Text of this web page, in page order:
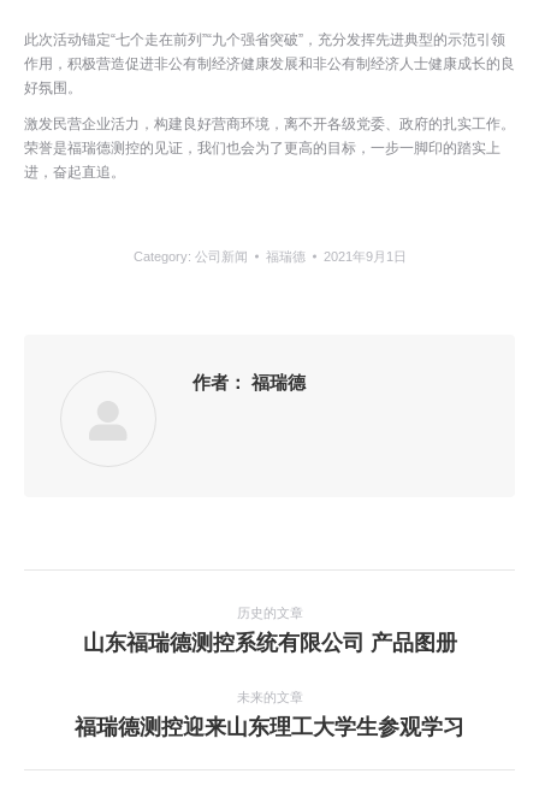
此次活动锚定“七个走在前列”“九个强省突破”，充分发挥先进典型的示范引领
作用，积极营造促进非公有制经济健康发展和非公有制经济人士健康成长的良
好氛围。
激发民营企业活力，构建良好营商环境，离不开各级党委、政府的扎实工作。
荣誉是福瑞德测控的见证，我们也会为了更高的目标，一步一脚印的踏实上
进，奋起直追。
Category: 公司新闻 福瑞德 2021年9月1日
作者： 福瑞德
历史的文章
历
章：
山东福瑞德测控系统有限公司 产品图册
未来的文章
未
的
福瑞德测控迎来山东理工大学生参观学习